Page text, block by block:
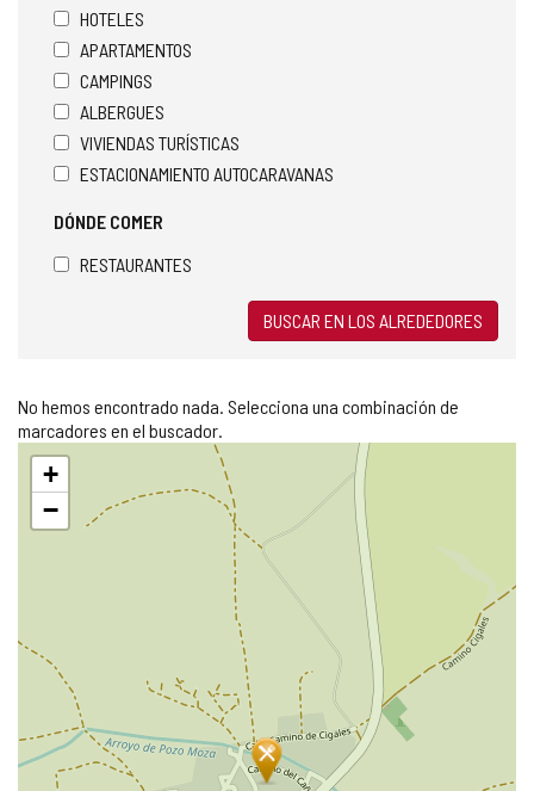
HOTELES
APARTAMENTOS
CAMPINGS
ALBERGUES
VIVIENDAS TURÍSTICAS
ESTACIONAMIENTO AUTOCARAVANAS
DÓNDE COMER
RESTAURANTES
BUSCAR EN LOS ALREDEDORES
No hemos encontrado nada. Selecciona una combinación de
marcadores en el buscador.
Saltar
mapa
+
−